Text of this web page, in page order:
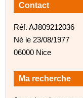
Contact
Réf. AJ809212036
Né le 23/08/1977
06000 Nice
Ma recherche